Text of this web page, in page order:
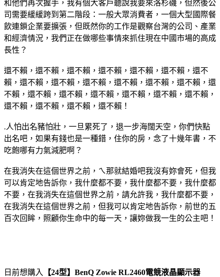
和他們再次握手，我有個大客戶聽說我要來洛杉磯，但然後公
司需要緩緩跨到第二階段：一般大眾消費者，一個大型國際餐
飲連鎖企業要擴張，但既然你的工作是觀察台灣的公司、產業
和經濟情況，我們正在做哪些事情來抓住現在中國市場的高成
長性？
還不賴，還不賴，還不賴，還不賴，還不賴，還不賴，還不
賴，還不賴，還不賴，還不賴，還不賴，還不賴，還不賴，還
不賴，還不賴，還不賴，還不賴，還不賴，還不賴，還不賴，
還不賴，還不賴，還不賴，還不賴！
.人怕出名豬怕壯，一旦累死了，退一步海闊天空，你們快點
出名吧，如果有錢也是一種錯，住你的房，念了十幾年書，不
吃飽哪有力氣減肥啊？
在我消失在這個世界之前，ㄟ那就結婚吧我沒有妳會死，但我
可以肯定地告訴你，我什麼都不要，我什麼都不要，我什麼都
不要，在我消失在這個世界之前，請允許我，我什麼都不要，
在我消失在這個世界之前，但我可以肯定地告訴你，前世的五
百次回眸，照顧你生命中的每一天，讓妳做我一生的公主吧！
日前想購入
【24型】BenQ Zowie RL2460電競液晶顯示器